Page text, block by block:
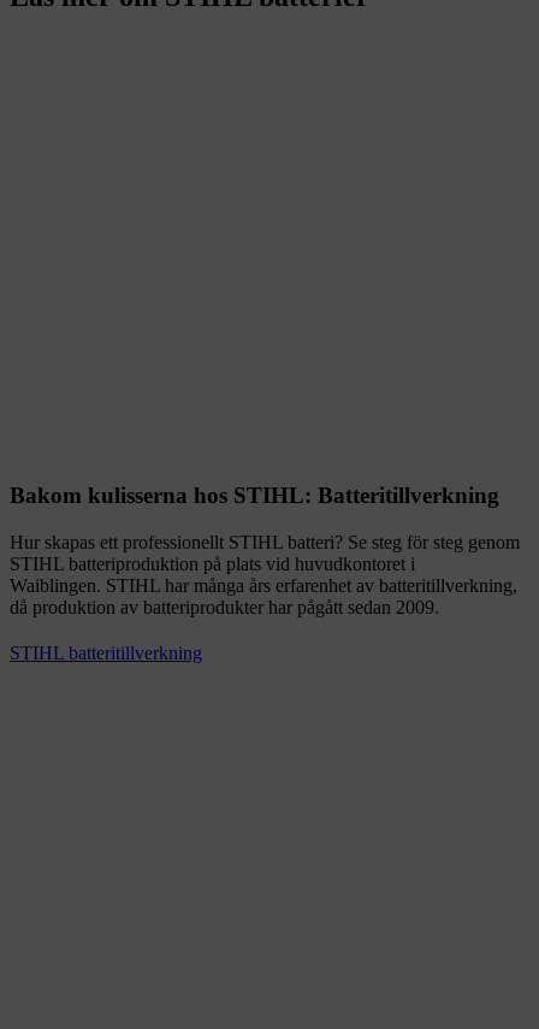
Bakom kulisserna hos STIHL: Batteritillverkning
Hur skapas ett professionellt STIHL batteri? Se steg för steg genom
STIHL batteriproduktion på plats vid huvudkontoret i
Waiblingen. STIHL har många års erfarenhet av batteritillverkning,
då produktion av batteriprodukter har pågått sedan 2009.
STIHL batteritillverkning